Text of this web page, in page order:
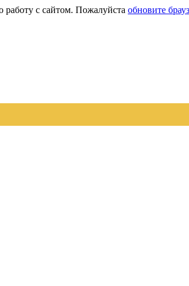
работу с сайтом. Пожалуйста обновите